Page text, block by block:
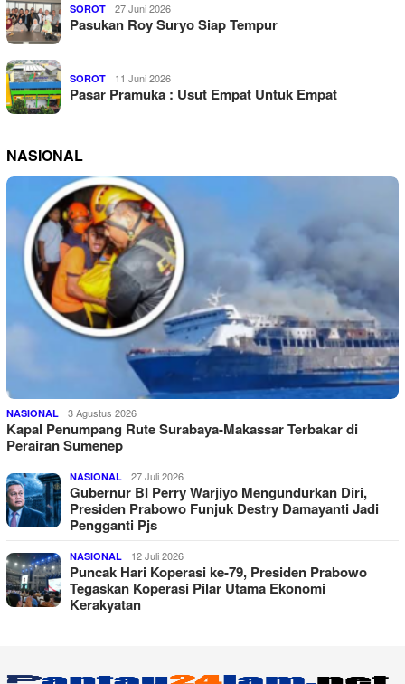
SOROT 27 Juni 2026
Pasukan Roy Suryo Siap Tempur
SOROT 11 Juni 2026
Pasar Pramuka : Usut Empat Untuk Empat
NASIONAL
NASIONAL 3 Agustus 2026
Kapal Penumpang Rute Surabaya-Makassar Terbakar di
Perairan Sumenep
NASIONAL 27 Juli 2026
Gubernur BI Perry Warjiyo Mengundurkan Diri,
Presiden Prabowo Funjuk Destry Damayanti Jadi
Pengganti Pjs
NASIONAL 12 Juli 2026
Puncak Hari Koperasi ke-79, Presiden Prabowo
Tegaskan Koperasi Pilar Utama Ekonomi
Kerakyatan